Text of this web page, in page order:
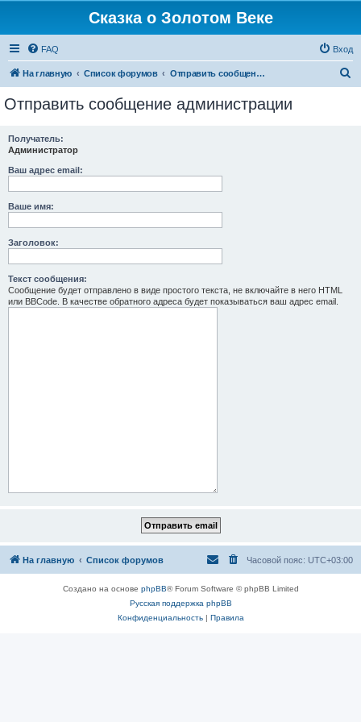
Сказка о Золотом Веке
FAQ Вход
На главную Список форумов Отправить сообщение администрации
Отправить сообщение администрации
Получатель:
Администратор
Ваш адрес email:
Ваше имя:
Заголовок:
Текст сообщения:
Сообщение будет отправлено в виде простого текста, не включайте в него HTML
или BBCode. В качестве обратного адреса будет показываться ваш адрес email.
На главную Список форумов Часовой пояс: UTC+03:00
Создано на основе phpBB® Forum Software © phpBB Limited
Русская поддержка phpBB
Конфиденциальность| Правила